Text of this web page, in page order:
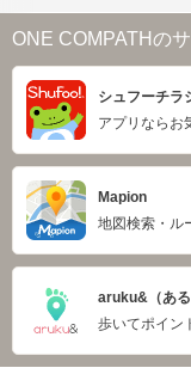
ONE COMPATHの
シュフーチラ
アプリならお
Mapion
地図検索・ル
aruku&（ある
歩いてポイン